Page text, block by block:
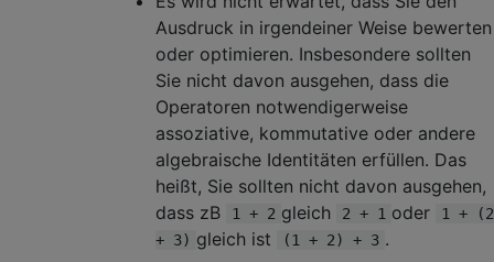
Ausdruck in irgendeiner Weise bewerten
oder optimieren. Insbesondere sollten
Sie nicht davon ausgehen, dass die
Operatoren notwendigerweise
assoziative, kommutative oder andere
algebraische Identitäten erfüllen. Das
heißt, Sie sollten nicht davon ausgehen,
dass zB
1 + 2 gleich 2 + 1 oder
1 + (2
+ 3) gleich ist (1 + 2) + 3 .